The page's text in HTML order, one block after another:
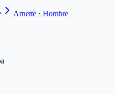
Arnette · Hombre